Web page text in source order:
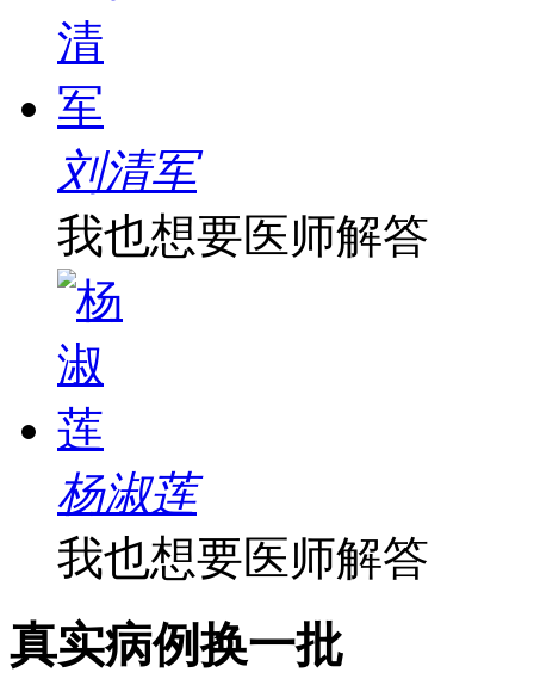
刘清军
我也想要医师解答
杨淑莲
我也想要医师解答
真实病例换一批